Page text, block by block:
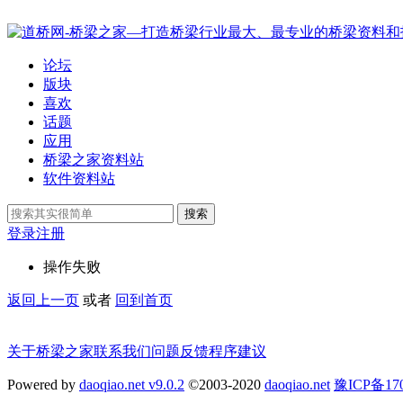
论坛
版块
喜欢
话题
应用
桥梁之家资料站
软件资料站
搜索
登录注册
操作失败
返回上一页 或者 回到首页
关于桥梁之家联系我们问题反馈程序建议
Powered by daoqiao.net v9.0.2 ©2003-2020 daoqiao.net 豫ICP备